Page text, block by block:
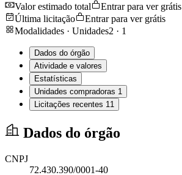
Valor estimado total
Entrar para ver grátis
Última licitação
Entrar para ver grátis
Modalidades · Unidades2 · 1
Dados do órgão
Atividade e valores
Estatísticas
Unidades compradoras 1
Licitações recentes 11
Dados do órgão
CNPJ
72.430.390/0001-40